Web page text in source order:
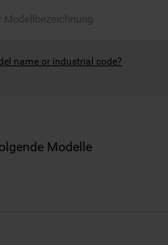
name or industrial code?
Modelle